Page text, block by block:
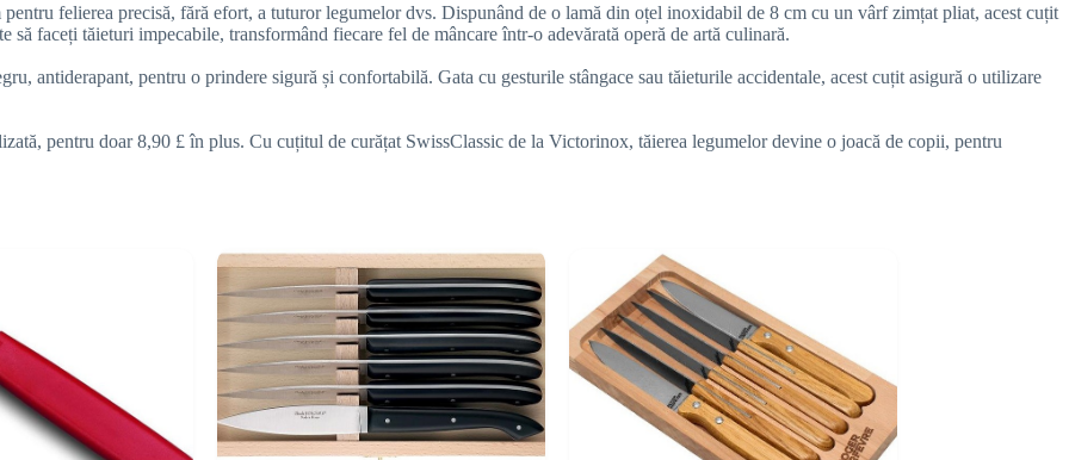
felierea precisă, fără efort, a tuturor legumelor dvs. Dispunând de o lamă din oțel inoxidabil de 8 cm cu un vârf zimțat pliat, acest cuțit
faceți tăieturi impecabile, transformând fiecare fel de mâncare într-o adevărată operă de artă culinară.
antiderapant, pentru o prindere sigură și confortabilă. Gata cu gesturile stângace sau tăieturile accidentale, acest cuțit asigură o utilizare
pentru doar 8,90 £ în plus. Cu cuțitul de curățat SwissClassic de la Victorinox, tăierea legumelor devine o joacă de copii, pentru